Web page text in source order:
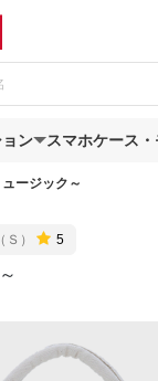
ン スマホケース
ージック～
） 5